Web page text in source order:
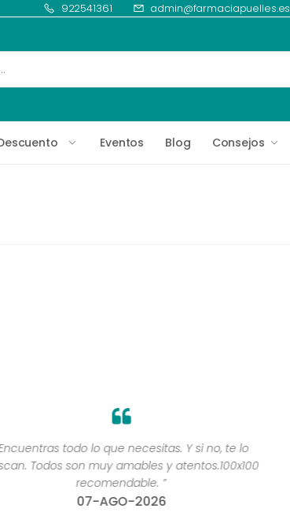
922541361 admin@farmaciapuelles.es
Eventos Blog Consejos
todo lo que necesitas. Y si no, te lo
Todos son muy amables y atentos.100x100
recomendable. ”
07-AGO-2026